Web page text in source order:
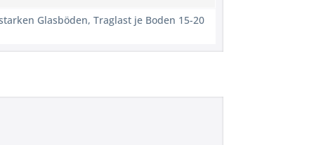
Glasböden, Traglast je Boden 15-20